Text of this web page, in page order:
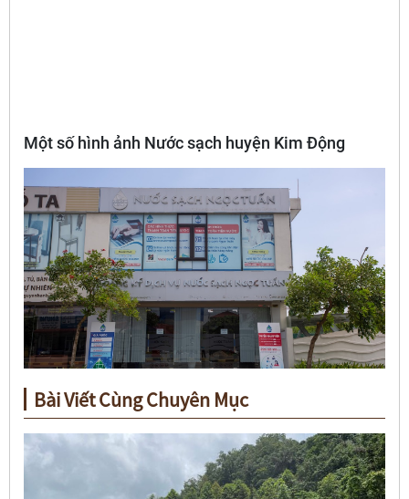
Một số hình ảnh Nước sạch huyện Kim Động
Bài Viết Cùng Chuyên Mục